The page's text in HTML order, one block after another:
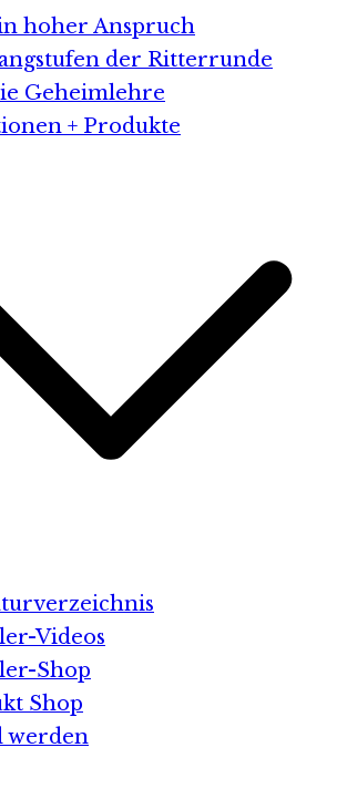
hoher Anspruch
der Ritterrunde
Geheimlehre
+ Produkte
Videos
Shop
Shop
werden